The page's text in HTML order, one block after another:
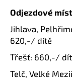
Odjezdové
Jihlava,
620,-/ dítě
Třešť: 660,-/
Telč, Velké